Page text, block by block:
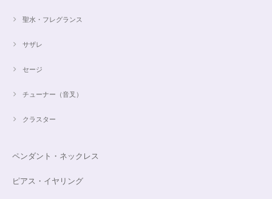
聖水・フレグランス
サザレ
セージ
チューナー（音叉）
クラスター
ペンダント・ネックレス
ピアス・イヤリング